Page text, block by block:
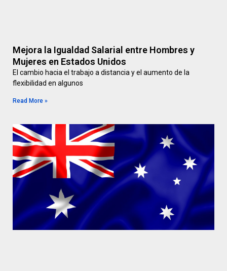
Mejora la Igualdad Salarial entre Hombres y
Mujeres en Estados Unidos
El cambio hacia el trabajo a distancia y el aumento de la
flexibilidad en algunos
Read More »